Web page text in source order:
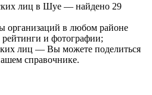
лиц в Шуе — найдено 29
организаций в любом районе
и фотографии;
лиц — Вы можете поделиться
справочнике.